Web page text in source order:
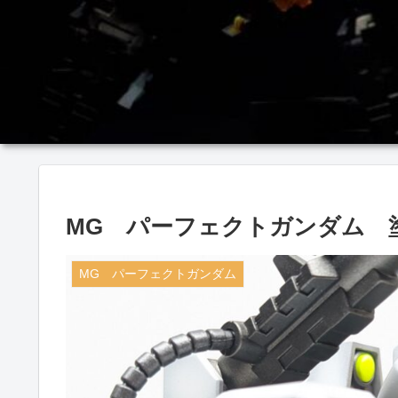
MG パーフェクトガンダム
MG パーフェクトガンダム